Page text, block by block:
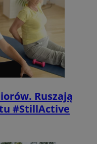
Ruszają
#StillActive